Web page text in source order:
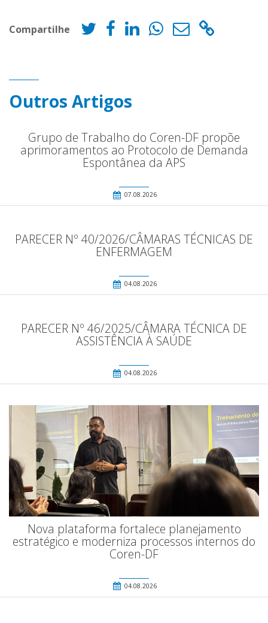
Compartilhe
Outros Artigos
Grupo de Trabalho do Coren-DF propõe
aprimoramentos ao Protocolo de Demanda
Espontânea da APS
07.08.2026
PARECER Nº 40/2026/CÂMARAS TÉCNICAS DE
ENFERMAGEM
04.08.2026
PARECER Nº 46/2025/CÂMARA TÉCNICA DE
ASSISTÊNCIA À SAÚDE
04.08.2026
Nova plataforma fortalece planejamento
estratégico e moderniza processos internos do
Coren-DF
04.08.2026